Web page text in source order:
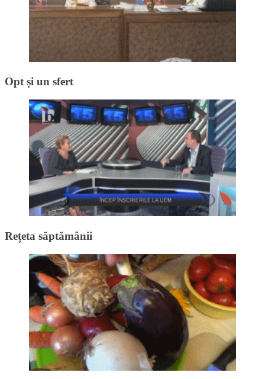
Opt și un sfert
Rețeta săptămânii